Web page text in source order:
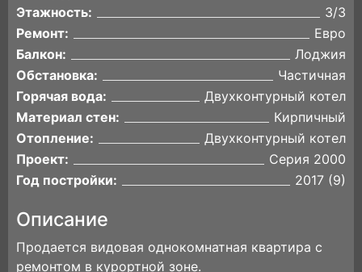
Этажность:
3/3
Ремонт:
Евро
Балкон:
Лоджия
Обстановка:
Частичная
Горячая вода:
Двухконтурный котел
Материал стен:
Кирпичный
Отопление:
Двухконтурный котел
Проект:
Серия 2000
Год постройки:
2017 (9)
Описание
Продается видовая однокомнатная квартира с
ремонтом в курортной зоне.